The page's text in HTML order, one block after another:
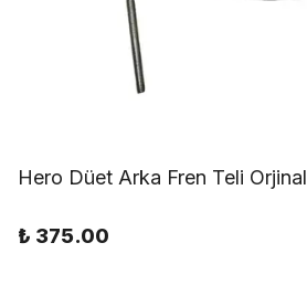
Hero Düet Arka Fren Teli Orjinal
₺ 375.00